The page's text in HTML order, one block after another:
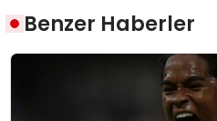
Benzer Haberler